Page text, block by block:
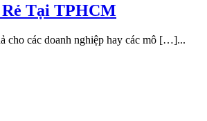
Tại TPHCM
cho các doanh nghiệp hay các mô […]...